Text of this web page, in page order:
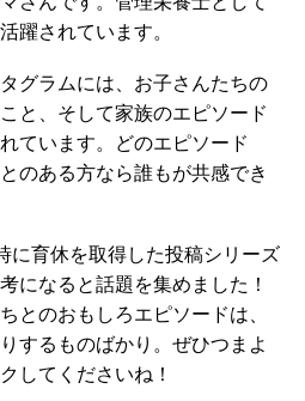
躍されています。
グラムには、お子さんたちの
と、そして家族のエピソード
ています。どのエピソード
のある方なら誰もが共感でき
に育休を取得した投稿シリーズ
になると話題を集めました！
とのおもしろエピソードは、
するものばかり。ぜひつまよ
してくださいね！